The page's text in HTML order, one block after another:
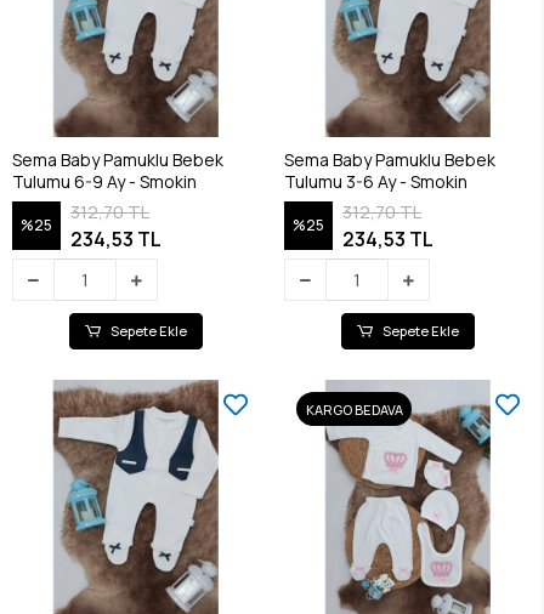
Sema Baby Pamuklu Bebek
Tulumu 6-9 Ay - Smokin
%25
312,70 TL
234,53 TL
Sepete Ekle
Sema Baby Pamuklu Bebek
Tulumu 3-6 Ay - Smokin
%25
312,70 TL
234,53 TL
Sepete Ekle
KARGO BEDAVA